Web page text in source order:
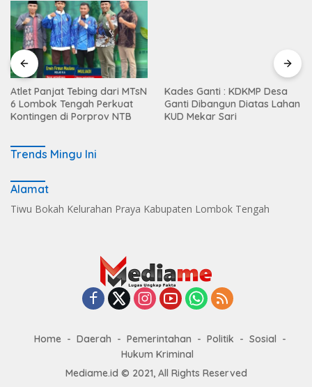
Atlet Panjat Tebing dari MTsN
6 Lombok Tengah Perkuat
Kontingen di Porprov NTB
Kades Ganti : KDKMP Desa
Ganti Dibangun Diatas Lahan
KUD Mekar Sari
Trends Mingu Ini
Alamat
Tiwu Bokah Kelurahan Praya Kabupaten Lombok Tengah
Home Daerah Pemerintahan Politik
Sosial
Hukum Kriminal
Mediame.id © 2021, All Rights Reserved